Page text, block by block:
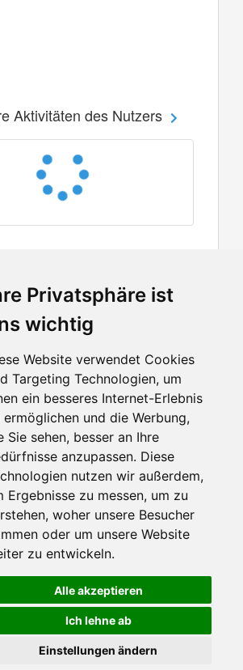
Privatsphäre ist
wichtig
Website verwendet Cookies
Targeting Technologien, um
ein besseres Internet-Erlebnis
ermöglichen und die Werbung,
Sie sehen, besser an Ihre
anzupassen. Diese
nutzen wir außerdem,
Ergebnisse zu messen, um zu
woher unsere Besucher
oder um unsere Website
zu entwickeln.
Alle akzeptieren
Ich lehne ab
Einstellungen ändern
um Informationen auf Ihrem Computer zu speichern.
unsere Seite funktioniert, andere helfen uns dabei, das
Mit der Nutzung dieser Seite erklären Sie sich damit
Aktivitäten des Nutzers
Einträge
Gewerbetreibende
Investoren
Medien
Facebook
Twitter
YouTube
Google+